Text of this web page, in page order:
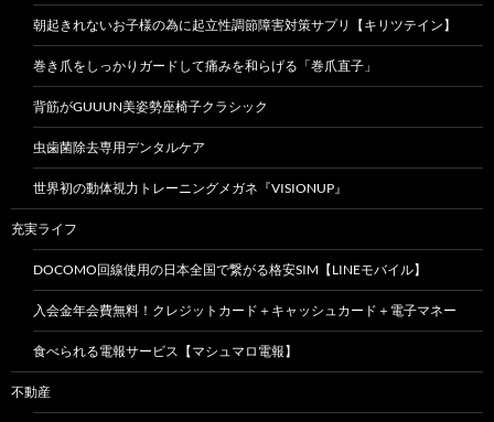
朝起きれないお子様の為に起立性調節障害対策サプリ【キリツテイン】
巻き爪をしっかりガードして痛みを和らげる「巻爪直子」
背筋がGUUUN美姿勢座椅子クラシック
虫歯菌除去専用デンタルケア
世界初の動体視力トレーニングメガネ『VISIONUP』
充実ライフ
DOCOMO回線使用の日本全国で繋がる格安SIM【LINEモバイル】
入会金年会費無料！クレジットカード＋キャッシュカード＋電子マネー
食べられる電報サービス【マシュマロ電報】
不動産